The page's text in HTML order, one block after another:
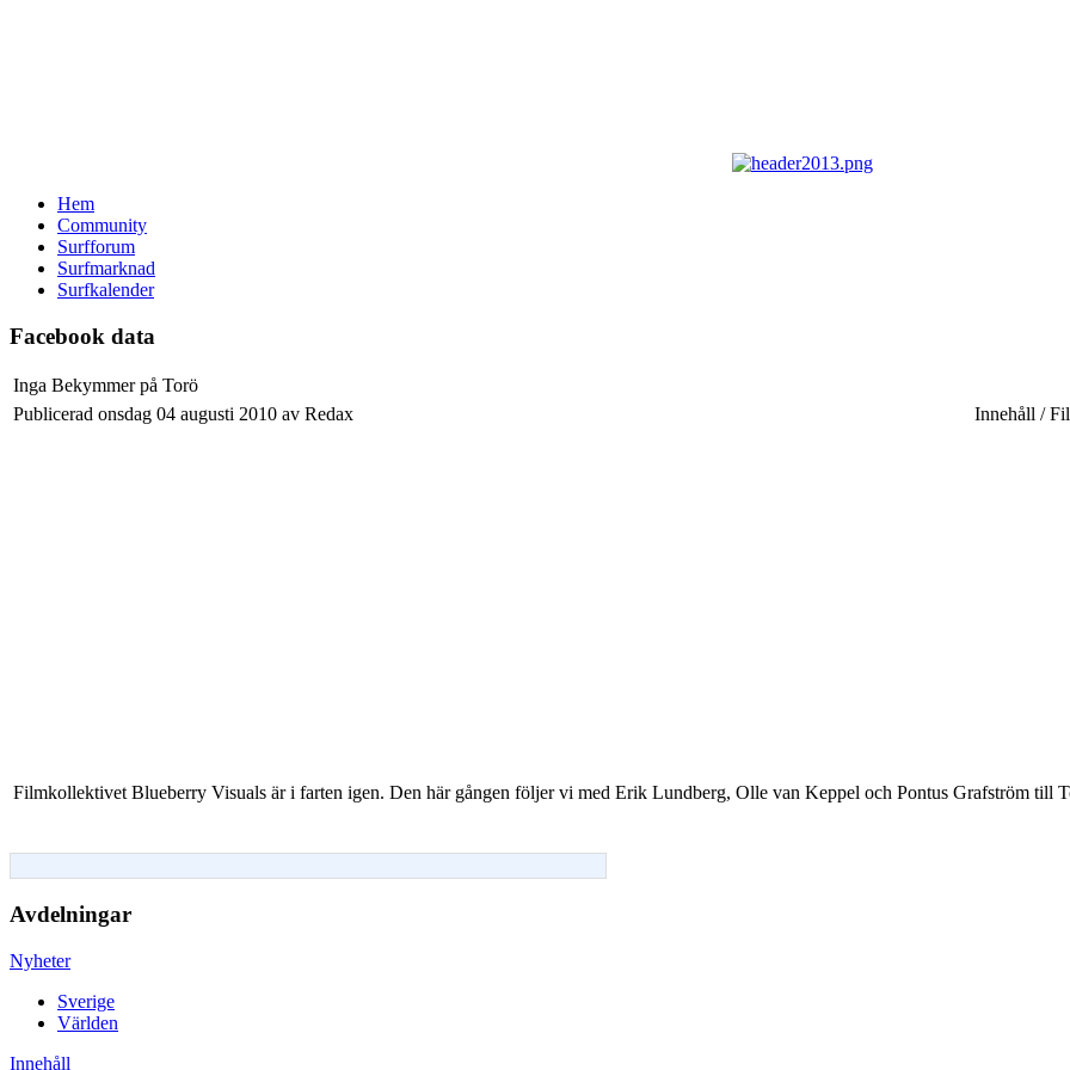
Hem
Community
Surfforum
Surfmarknad
Surfkalender
Facebook data
Inga Bekymmer på Torö
Publicerad onsdag 04 augusti 2010 av Redax
Innehåll /
Filmkollektivet Blueberry Visuals är i farten igen. Den här gången följer vi med Erik Lundberg, Olle van Keppel och Pontus Grafström till
Avdelningar
Nyheter
Sverige
Världen
Innehåll